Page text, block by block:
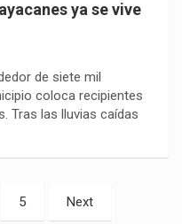
ya se vive
de siete mil
coloca recipientes
Tras las lluvias caídas
5 Next